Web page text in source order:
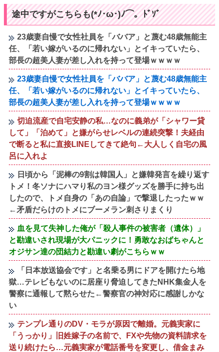
途中ですがこちらも(*ﾉ･ω･)ﾉ⌒。ﾄﾞｿﾞ
23歳妻自慢で女性社員を「ババア」と蔑む48歳無能主
任、「若い嫁がいるのに帰れない」とイキっていたら、
部長の超美人妻が差し入れを持って登場ｗｗｗｗ
23歳妻自慢で女性社員を「ババア」と蔑む48歳無能主
任、「若い嫁がいるのに帰れない」とイキっていたら、
部長の超美人妻が差し入れを持って登場ｗｗｗｗ
切迫流産で自宅安静の私…なのに義弟が「シャワー貸
して」「泊めて」と嫌がらせレベルの連続突撃！夫経由
で断ると私に直接LINEしてきて絶句←大人しく自宅の風
呂に入れよ
日頃から「泥棒の9割は韓国人」と嫌韓発言を繰り返す
トメ！冬ソナにハマり私のヨン様グッズを勝手に持ち出
したので、トメ自身の「あの自論」で撃退したったｗｗ
←矛盾だらけのトメにブーメラン刺さりまくり
血を見て失神した俺が「殺人事件の被害者（遺体）」
と勘違いされ現場が大パニックに！勇敢なおばちゃんと
オジサン達の団結力と勘違い劇がこちらｗｗ
「日本放送協会です」と名乗る男にドアを開けたら地
獄…テレビもないのに居座り脅迫してきたNHK集金人を
警察に通報して黙らせた←警察官の神対応に感謝しかな
い
テンプレ通りのDV・モラが原因で離婚。元義実家に
「うっかり」旧姓嫁子の名前で、FXや先物の資料請求を
送り続けたら…元義実家が電話番号を変更し、借金まみ